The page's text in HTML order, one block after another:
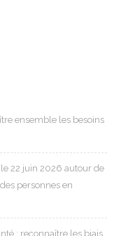
ensemble les besoins
22 juin 2026 autour de
personnes en
: reconnaître les biais